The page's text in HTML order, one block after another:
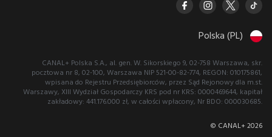
Polska (PL)
CANAL+ Polska S.A., al. gen. W. Sikorskiego 9, 02-758 Warszawa, skr.
pocztowa nr 8, 02-100, Warszawa NIP 521-00-82-774, REGON: 010175861,
wpisana do Rejestru Przedsiębiorców, przez Sąd Rejonowy dla m.st.
Warszawy, XIII Wydział Gospodarczy KRS pod nr KRS: 0000469644, kapitał
zakładowy: 441.176.000 zł, w całości wpłacony, Nr BDO: 000030685.
© CANAL+2026